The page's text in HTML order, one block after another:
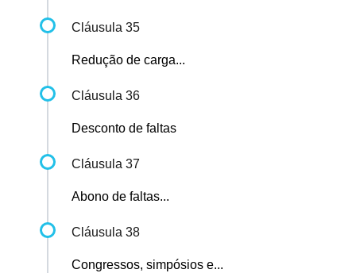
Cláusula 35
Redução de carga...
Cláusula 36
Desconto de faltas
Cláusula 37
Abono de faltas...
Cláusula 38
Congressos, simpósios e...